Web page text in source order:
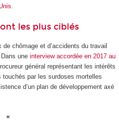
les plus ciblés
chômage et d’accidents du travail
une interview accordée en 2017 au
général représentant les intérêts
par les surdoses mortelles
d’un plan de développement axé